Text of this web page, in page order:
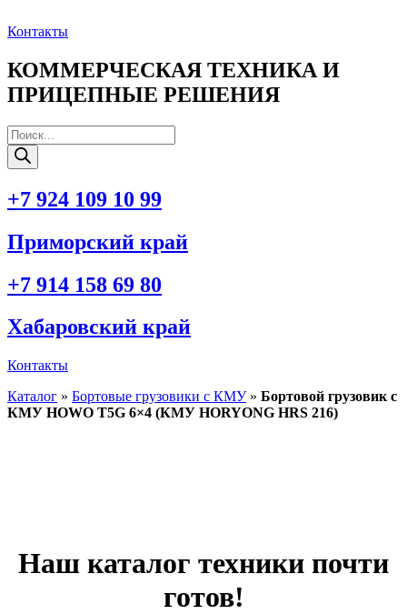
к
Контакты
КОММЕРЧЕСКАЯ ТЕХНИКА И
ПРИЦЕПНЫЕ РЕШЕНИЯ
Поиск
товаров
+7 924 109 10 99
Приморский край
+7 914 158 69 80
Хабаровский край
Контакты
Каталог » Бортовые грузовики с КМУ» Бортовой грузовик с
КМУ HOWO T5G 6×4 (КМУ HORYONG HRS 216)
Наш каталог техники почти
готов!